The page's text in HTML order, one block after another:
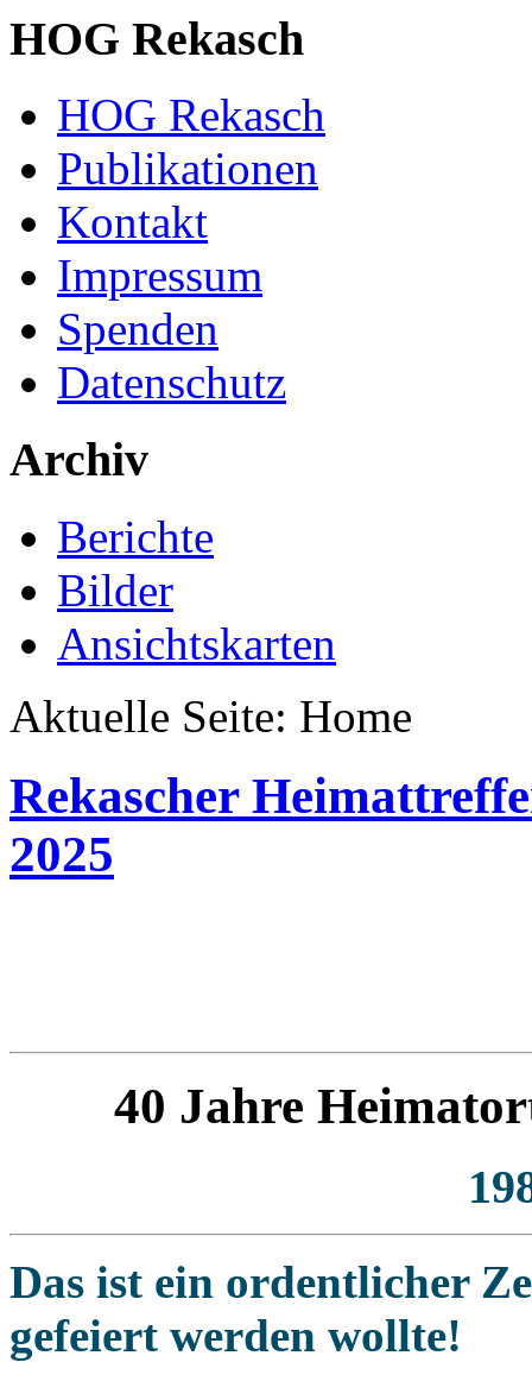
HOG Rekasch
HOG Rekasch
Publikationen
Kontakt
Impressum
Spenden
Datenschutz
Archiv
Berichte
Bilder
Ansichtskarten
Aktuelle Seite: Home
Rekascher
2025
40 Jahre
Das ist ein ordentlicher
gefeiert werden wollte!